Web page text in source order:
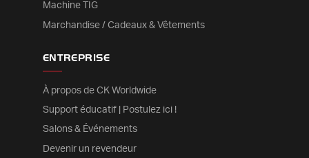
Machine TIG
Marchandise / Cadeaux & Vêtements
ENTREPRISE
À propos de CK Worldwide
Support éducatif | Postulez ici !
Salons & Événements
Devenir un revendeur